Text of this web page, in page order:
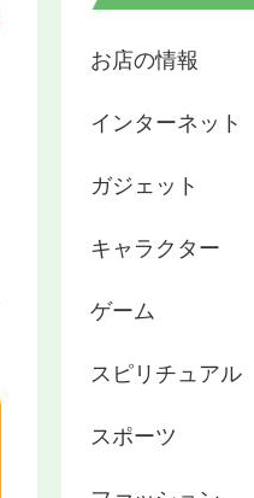
お店の情報
インターネット
ガジェット
キャラクター
ゲーム
スピリチュアル
スポーツ